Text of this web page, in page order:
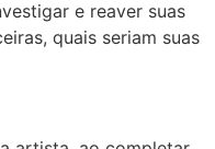
e reaver suas
quais seriam suas